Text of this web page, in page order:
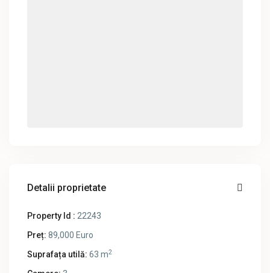
Detalii proprietate
Property Id : 22243
Preț: 89,000 Euro
Suprafața utilă: 63 m2